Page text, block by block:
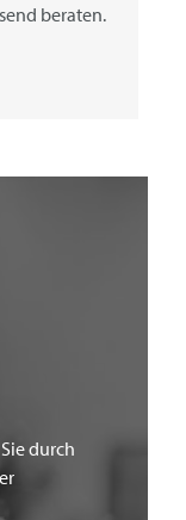
beraten.
durch